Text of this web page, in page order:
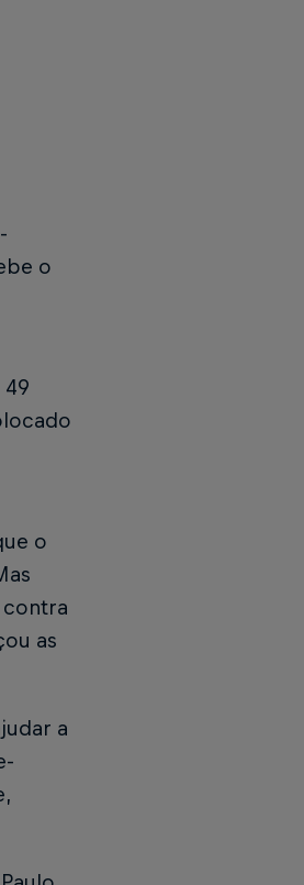
o
49
o
contra
as
a